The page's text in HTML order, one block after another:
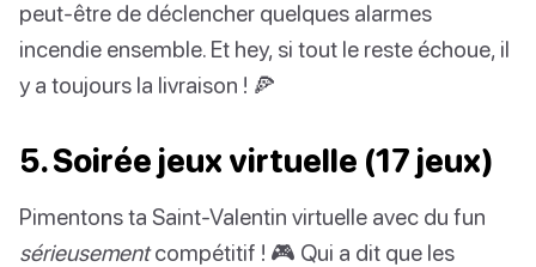
peut-être de déclencher quelques alarmes
incendie ensemble. Et hey, si tout le reste échoue, il
y a toujours la livraison ! 🍕
5. Soirée jeux virtuelle (17 jeux)
Pimentons ta Saint-Valentin virtuelle avec du fun
sérieusementcompétitif ! 🎮 Qui a dit que les